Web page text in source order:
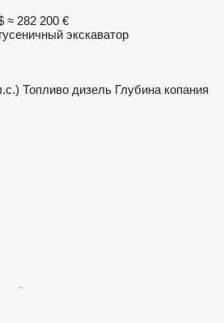
≈ 282 200 €
экскаватор
Топливо дизель Глубина копания